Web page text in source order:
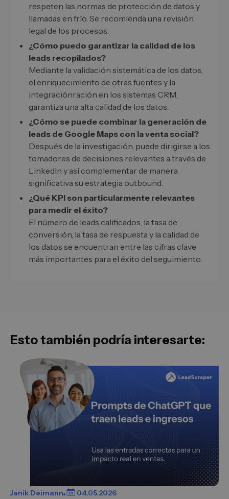
respeten las normas de protección de datos y
llamadas en frío. Se recomienda una revisión
legal de los procesos.
¿Cómo puedo garantizar la calidad de los
leads recopilados?
Mediante la validación sistemática de los datos,
el enriquecimiento de otras fuentes y la
integraciónración en los sistemas CRM,
garantiza una alta calidad de los datos.
¿Cómo se puede combinar la generación de
leads de Google Maps con la venta social?
Después de la investigación, puede dirigirse a los
tomadores de decisiones relevantes a través de
LinkedIn y así complementar de manera
significativa su estrategia outbound.
¿Qué KPI son particularmente relevantes
para medir el éxito?
El número de leads calificados, la tasa de
conversión, la tasa de respuesta y la calidad de
los datos se encuentran entre las cifras clave
más importantes para el éxito del seguimiento.
Esto también podría interesarte:
Janik Deimann 04.05.2026